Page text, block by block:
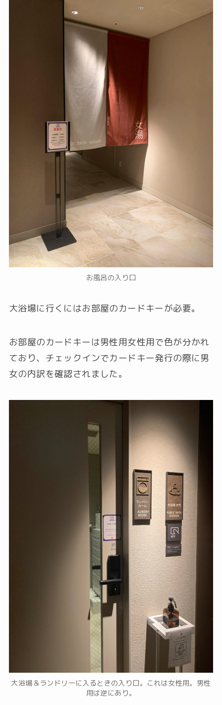
お風呂の入り口
大浴場に行くにはお部屋のカードキーが必要。
お部屋のカードキーは男性用女性用で色が分かれ
ており、チェックインでカードキー発行の際に男
女の内訳を確認されました。
大浴場＆ランドリーに入るときの入り口。これは女性用。男性
用は逆にあり。